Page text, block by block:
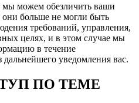
мы можем обезличить ваши
больше не могли быть
требований, управления,
целях, и в этом случае мы
в течение
уведомления вас.
ПО ТЕМЕ